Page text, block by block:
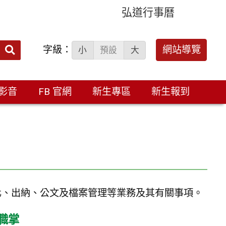
弘道行事曆
搜
字級： 小 預設 大 網站導覽
音 FB 官網 新生專區 新生報到
出納、公文及檔案管理等業務及其有關事項。
掌